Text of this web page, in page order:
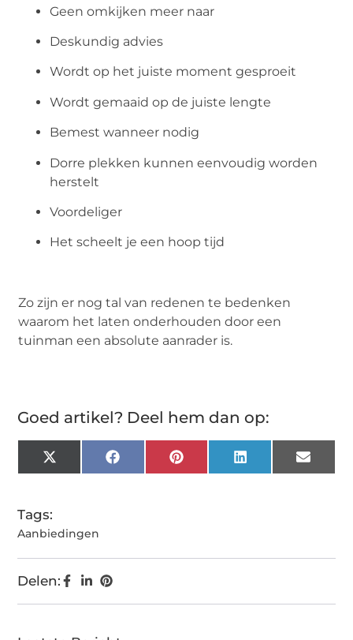
Geen omkijken meer naar
Deskundig advies
Wordt op het juiste moment gesproeit
Wordt gemaaid op de juiste lengte
Bemest wanneer nodig
Dorre plekken kunnen eenvoudig worden
herstelt
Voordeliger
Het scheelt je een hoop tijd
Zo zijn er nog tal van redenen te bedenken
waarom het laten onderhouden door een
tuinman een absolute aanrader is.
Goed artikel? Deel hem dan op:
X
(Twitter)
FacebookPinterest LinkedIn Email
Tags:
Aanbiedingen
Delen: